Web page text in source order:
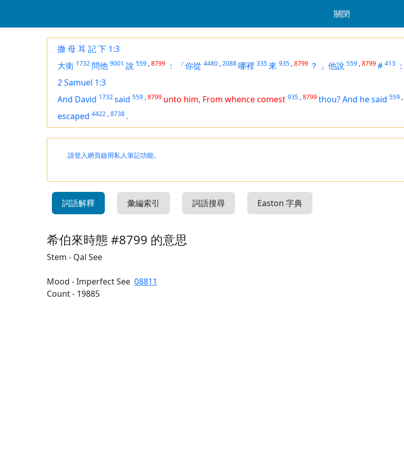
關閉
撒 母 耳 記 下 1:3
大衛 1732 問他 9001 說 559 ,8799 ： 「你從 4480 ,2088哪裡 335 來 935 ,8799 ？ 」他說 559 ,8799# 413 ：
2 Samuel 1:3
And David 1732said 559 ,8799 unto him, From whence comest 935 ,8799thou? And he said 559 ,
escaped 4422 ,8738 .
請登入網頁啟用私人筆記功能。
詞語解釋 彙編索引 詞語搜尋 Easton 字典
希伯來時態 #8799 的意思
Stem - Qal See
Mood - Imperfect See 08811
Count - 19885